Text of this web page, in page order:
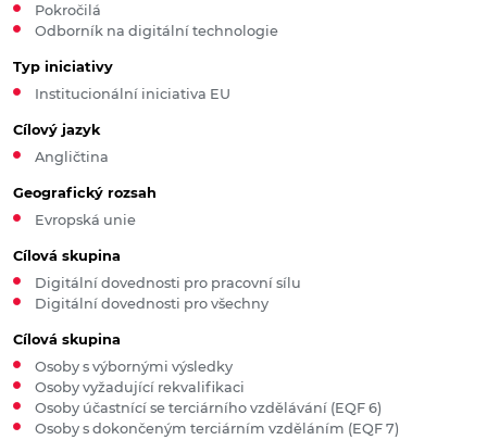
Pokročilá
Odborník na digitální technologie
Typ iniciativy
Institucionální iniciativa EU
Cílový jazyk
Angličtina
Geografický rozsah
Evropská unie
Cílová skupina
Digitální dovednosti pro pracovní sílu
Digitální dovednosti pro všechny
Cílová skupina
Osoby s výbornými výsledky
Osoby vyžadující rekvalifikaci
Osoby účastnící se terciárního vzdělávání (EQF 6)
Osoby s dokončeným terciárním vzděláním (EQF 7)